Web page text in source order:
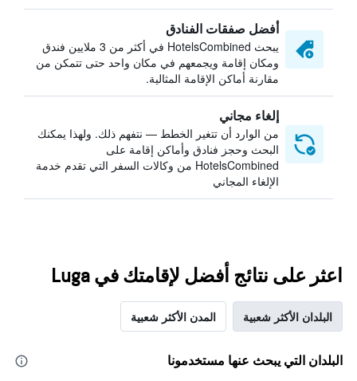
أفضل صفقات الفنادق
يبحث HotelsCombined في أكثر من 3 ملايين فندق
ومكان إقامة ويجمعهم في مكان واحد حتى تتمكن من
مقارنة أماكن الإقامة المثالية.
إلغاء مجاني
من الوارد أن تتغير الخطط — نتفهم ذلك. ولهذا يمكنك
البحث وحجز فنادق وأماكن إقامة على
HotelsCombined من وكالات السفر التي تقدم خدمة
الإلغاء المجاني
اعثر على نتائج أفضل لإقامتك في Luga
البلدان الأكثر شعبية المدن الأكثر شعبية
البلدان التي يبحث عنها مستخدمونا